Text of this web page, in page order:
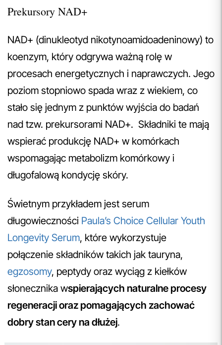
Prekursory NAD+
NAD+ (dinukleotyd nikotynoamidoadeninowy) to
koenzym, który odgrywa ważną rolę w
procesach energetycznych i naprawczych. Jego
poziom stopniowo spada wraz z wiekiem, co
stało się jednym z punktów wyjścia do badań
nad tzw. prekursorami NAD+. Składniki te mają
wspierać produkcję NAD+ w komórkach
wspomagając metabolizm komórkowy i
długofalową kondycję skóry.
Świetnym przykładem jest serum
długowieczności Paula’s Choice Cellular Youth
Longevity Serum, które wykorzystuje
połączenie składników takich jak tauryna,
egzosomy, peptydy oraz wyciąg z kiełków
słonecznika wspierających naturalne procesy
regeneracji oraz pomagających zachować
dobry stan cery na dłużej.